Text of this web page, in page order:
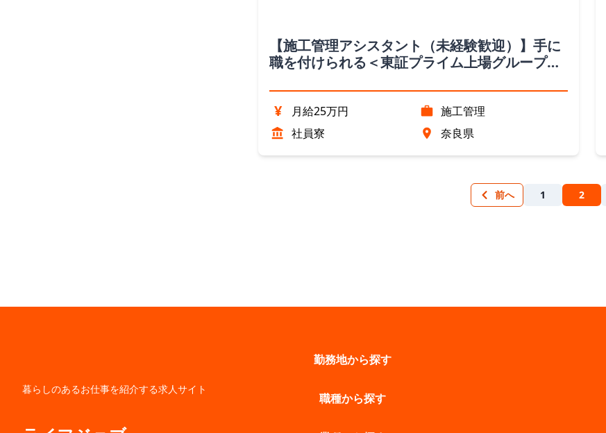
【施工管理アシスタント（未経験歓迎）】手に
職を付けられる＜東証プライム上場グループ＞
¥
月給25万円
施工管理
社員寮
奈良県
前へ 1 2
暮らしのあるお仕事を紹介する求人サイト
勤務地から探す
職種から探す